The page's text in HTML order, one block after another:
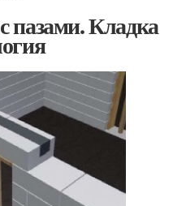
пазами. Кладка